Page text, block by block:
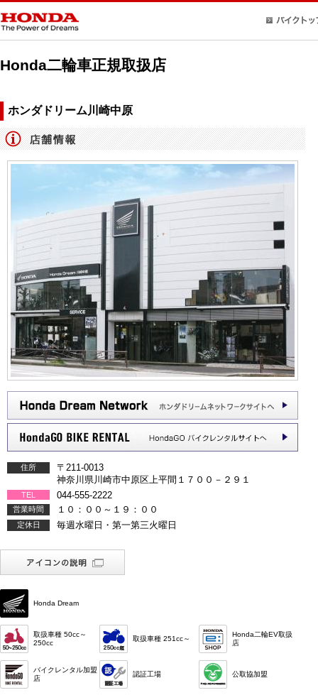
Honda二輪車正規取扱店
ホンダドリーム川崎中原
住所
〒211-0013
神奈川県川崎市中原区上平間１７００－２９１
TEL 044-555-2222
営業時間 １０：００～１９：００
定休日 毎週水曜日・第一第三火曜日
Honda Dream
取扱車種 50cc～
250cc
取扱車種 251cc～
Honda二輪EV取扱
店
バイクレンタル加盟
店
認証工場 公取協加盟